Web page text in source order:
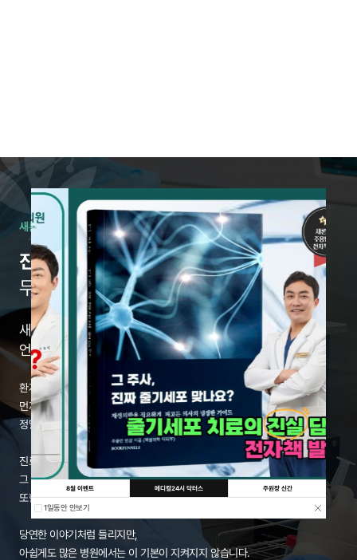
새론의원은 이렇게 진료합니다.
진단에서 시작합니다.
무작정 시술은 없습니다.
새론의원은
언제나 진단에서 출발합니다.
환자분이 원하는 시술이라 해도,
먼저 꼼꼼히 진단하고,
정말 필요한 치료인지부터 신중히 따집니다.
진료나 시술보다 우선해야 할 의학적 상황이 있다면,
그 부분부터 정직하게 안내해드립니다.
또한, 시술의 기대 효과와 한계 역시 솔직하게 설명드립니다.
당연한 이야기처럼 들리지만,
아쉽게도 많은 병원에서는 이 기본이 지켜지지 않습니다.
8월 이벤트 메디컬24시 닥터스 주원장 신간
1일동안 안보기